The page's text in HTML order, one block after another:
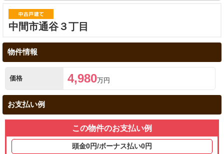
中間市通谷３丁目
物件情報
価格 4,980万円
お支払い例
この物件のお支払い例
頭金0円/ボーナス払い0円